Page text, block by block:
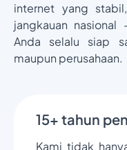
internet yang
jangkauan nasional
Anda selalu siap
maupun perusahaan.
15+ tahun
Kami tidak